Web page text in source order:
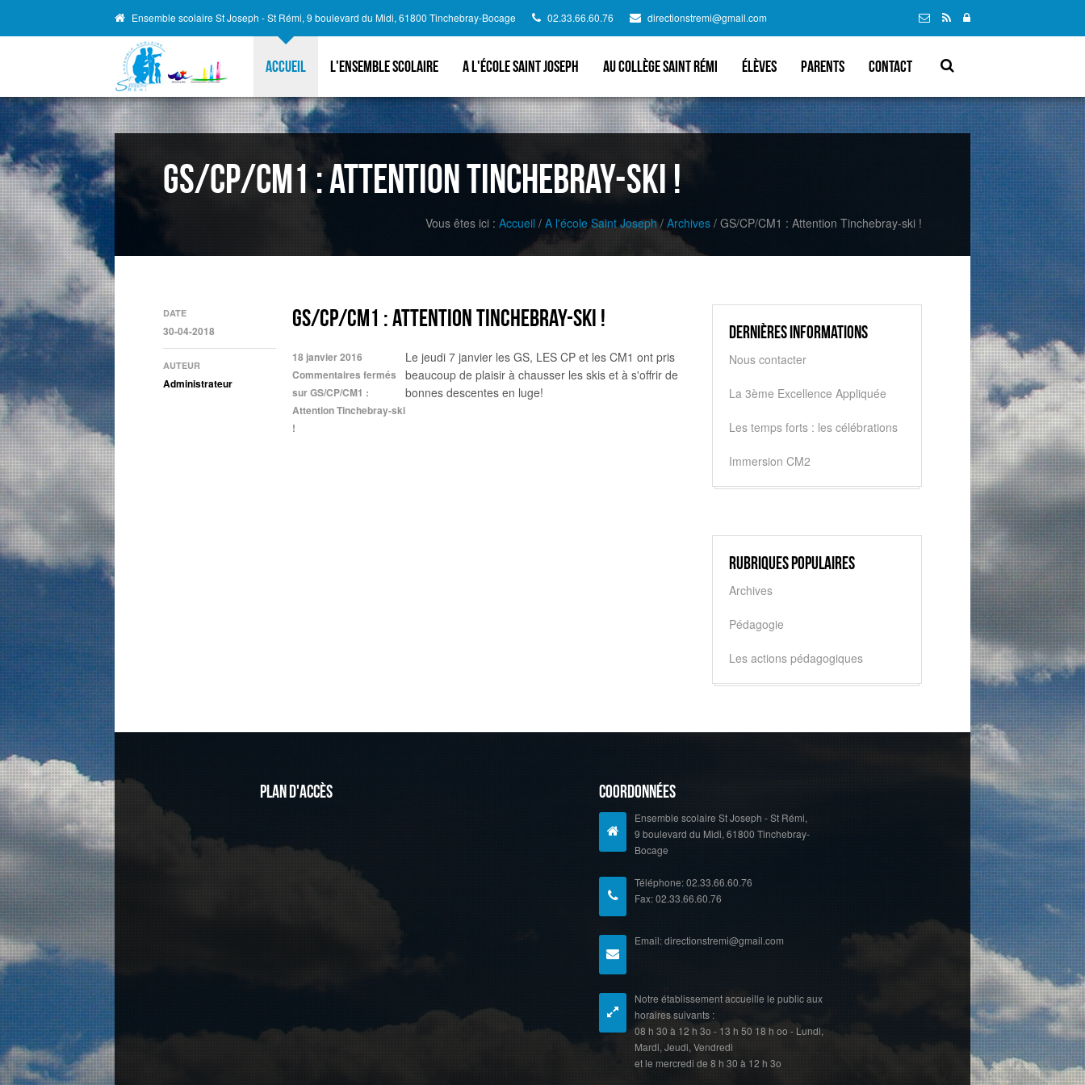
Ensemble scolaire St Joseph - St Rémi, 9 boulevard du Midi, 61800 Tinchebray-Bocage 02.33.66.60.76 directionstremi@gmail.com
Accueil L'ensemble scolaire A l'école Saint Joseph Au collège Saint Rémi élèves parents Contact
GS/CP/CM1 : Attention Tinchebray-ski !
Vous êtes ici : Accueil / A l'école Saint Joseph / Archives / GS/CP/CM1 : Attention Tinchebray-ski !
DATE
30-04-2018
AUTEUR
Administrateur
GS/CP/CM1 : Attention Tinchebray-ski !
18 janvier 2016
Commentaires fermés
sur GS/CP/CM1 :
Attention Tinchebray-ski
!
Le jeudi 7 janvier les GS, LES CP et les CM1 ont pris
beaucoup de plaisir à chausser les skis et à s'offrir de
bonnes descentes en luge!
Dernières informations
Nous contacter
La 3ème Excellence Appliquée
Les temps forts : les célébrations
Immersion CM2
Rubriques populaires
Archives
Pédagogie
Les actions pédagogiques
Plan d'accès Coordonnées
Ensemble scolaire St Joseph - St Rémi,
9 boulevard du Midi, 61800 Tinchebray-
Bocage
Téléphone: 02.33.66.60.76
Fax: 02.33.66.60.76
Email: directionstremi@gmail.com
Notre établissement accueille le public aux
horaires suivants :
08 h 30 à 12 h 3o - 13 h 50 18 h oo - Lundi,
Mardi, Jeudi, Vendredi
et le mercredi de 8 h 30 à 12 h 3o